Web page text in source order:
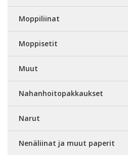
Moppiliinat
Moppisetit
Muut
Nahanhoitopakkaukset
Narut
Nenäliinat ja muut paperit